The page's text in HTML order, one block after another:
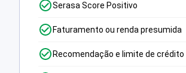
Serasa Score Positivo
Faturamento ou renda presumida
Recomendação e limite de crédito